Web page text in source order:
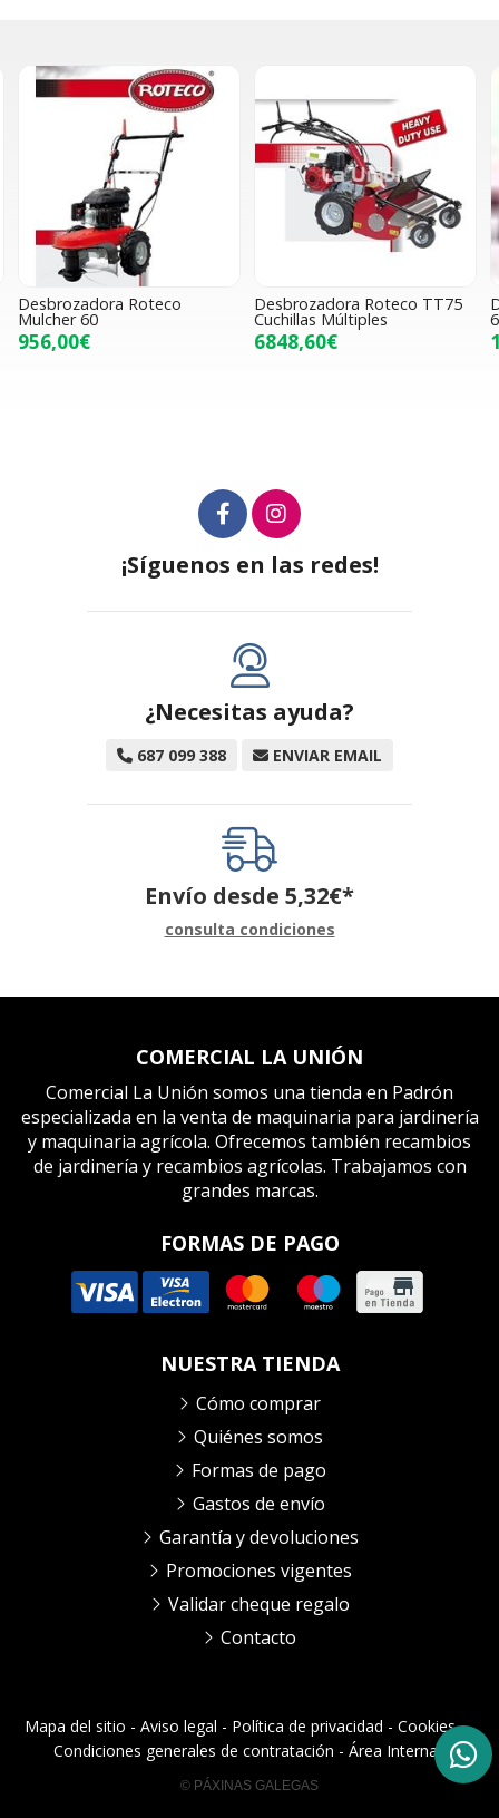
Desbrozadora Roteco
Mulcher 60
956,00€
Desbrozadora Roteco TT75
Cuchillas Múltiples
6848,60€
¡Síguenos en las redes!
¿Necesitas ayuda?
687 099 388 ENVIAR EMAIL
Envío desde 5,32€*
consulta condiciones
COMERCIAL LA UNIÓN
Comercial La Unión somos una tienda en Padrón
especializada en la venta de maquinaria para jardinería
y maquinaria agrícola. Ofrecemos también recambios
de jardinería y recambios agrícolas. Trabajamos con
grandes marcas.
FORMAS DE PAGO
NUESTRA TIENDA
Cómo comprar
Quiénes somos
Formas de pago
Gastos de envío
Garantía y devoluciones
Promociones vigentes
Validar cheque regalo
Contacto
Mapa del sitio - Aviso legal - Política de privacidad - Cookies-
Condiciones generales de contratación - Área Interna
© PÁXINAS GALEGAS